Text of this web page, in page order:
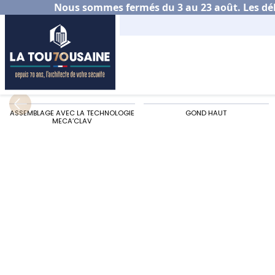
Nous sommes fermés du 3 au 23 août. Les
Accueil Habitat
ASSEMBLAGE AVEC LA TECHNOLOGIE
MECA’CLAV
GOND HAUT